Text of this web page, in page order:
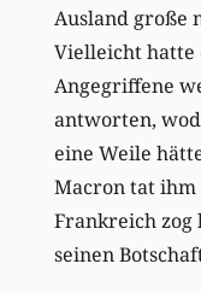
Ausland große
Vielleicht hatte
Angegriffene
antworten,
eine Weile
Macron tat ihm
Frankreich
seinen